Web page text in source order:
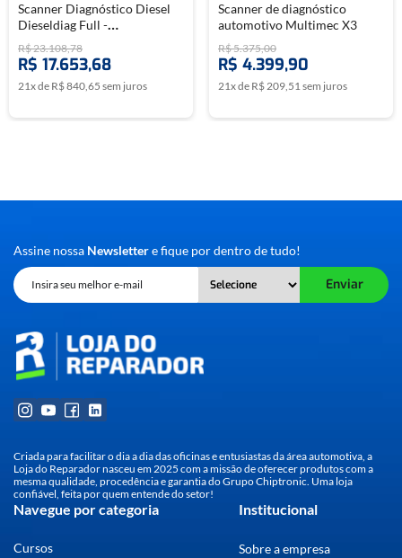
Scanner Diagnóstico Diesel
Dieseldiag Full -
CHIPTRONIC
R$23.108,78
R$ 17.653,68
21x de R$840,65 sem juros
Scanner de diagnóstico
automotivo Multimec X3
R$5.375,00
R$ 4.399,90
21x de R$209,51sem juros
Assine nossa Newslettere fique por dentro de tudo!
Enviar
Criada para facilitar o dia a dia das oficinas e entusiastas da área automotiva, a
Loja do Reparador nasceu em 2025 com a missão de oferecer produtos com a
mesma qualidade, procedência e garantia do Grupo Chiptronic. Uma loja
confiável, feita por quem entende do setor!
Navegue por categoria
Cursos
Institucional
Sobre a empresa